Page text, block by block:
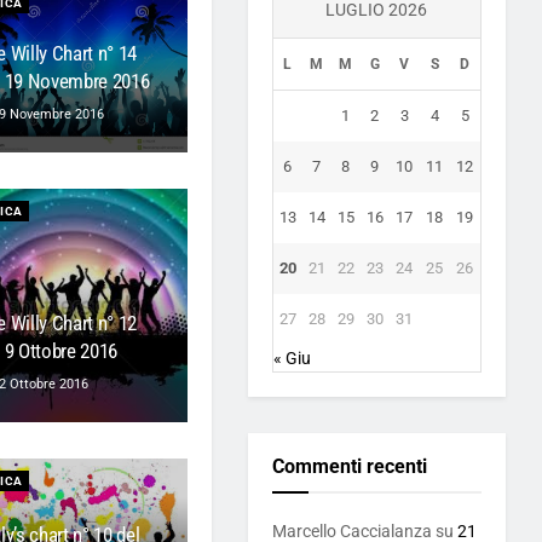
Willy Chart n° 14
19 Novembre 2016
Novembre 2016
Willy Chart n° 12
Ottobre 2016
Ottobre 2016
chart n° 10 del
LUGLIO 2026
L M M G V S D
1 2 3 4 5
6 7 8 9 10 11 12
13 14 15 16 17 18 19
20 21 22 23 24 25 26
27 28 29 30 31
« Giu
Commenti recenti
Marcello Caccialanza su 21